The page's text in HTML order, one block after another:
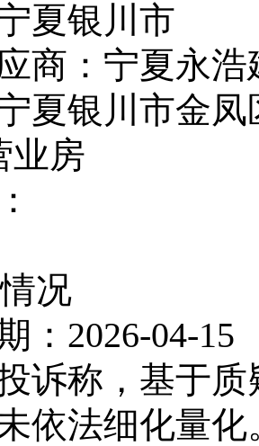
夏银川市
商：宁夏永
夏银川市金
业房
况
：2026-04-15
诉称，基于
依法细化量